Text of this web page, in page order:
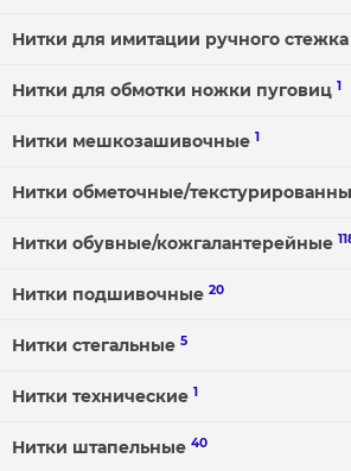
Нитки для имитации ручного стежка
Нитки для обмотки ножки пуговиц 1
Нитки мешкозашивочные 1
Нитки обметочные/
Нитки обувные/кожгалантерейные
Нитки подшивочные 20
Нитки стегальные 5
Нитки технические 1
Нитки штапельные 40